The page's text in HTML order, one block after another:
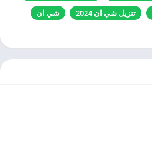
تنزيل شي ان 2024
شي ان